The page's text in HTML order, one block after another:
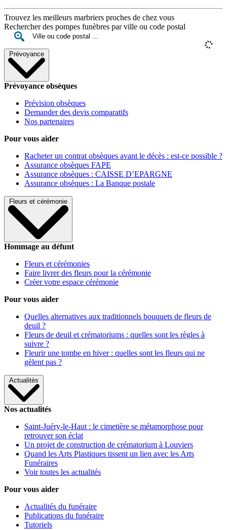
Trouvez les meilleurs marbriers proches de chez vous
Rechercher des pompes funèbres par ville ou code postal
Prévoyance
Prévoyance obsèques
Prévision obsèques
Demander des devis comparatifs
Nos partenaires
Pour vous aider
Racheter un contrat obsèques avant le décès : est-ce possible ?
Assurance obsèques FAPE
Assurance obsèques : CAISSE D’EPARGNE
Assurance obsèques : La Banque postale
Fleurs et cérémonie
Hommage au défunt
Fleurs et cérémonies
Faire livrer des fleurs pour la cérémonie
Créer votre espace cérémonie
Pour vous aider
Quelles alternatives aux traditionnels bouquets de fleurs de
deuil ?
Fleurs de deuil et crématoriums : quelles sont les règles à
suivre ?
Fleurir une tombe en hiver : quelles sont les fleurs qui ne
gèlent pas ?
Actualités
Nos actualités
Saint-Juéry-le-Haut : le cimetière se métamorphose pour
retrouver son éclat
Un projet de construction de crématorium à Louviers
Quand les Arts Plastiques tissent un lien avec les Arts
Funéraires
Voir toutes les actualités
Pour vous aider
Actualités du funéraire
Publications du funéraire
Tutoriels